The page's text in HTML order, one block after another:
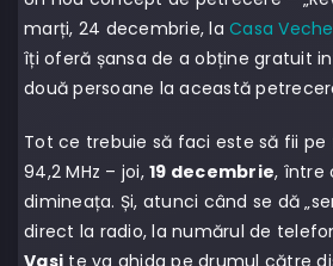
marți, 24 decembrie, la Casa Veche
îți oferă șansa de a obține gratuit
două persoane la această
Tot ce trebuie să faci este să fii
94,2 MHz – joi, 19 decembrie, între
dimineața. Și, atunci când se dă
direct la radio, la numărul de
Vasi te va ghida pe drumul către